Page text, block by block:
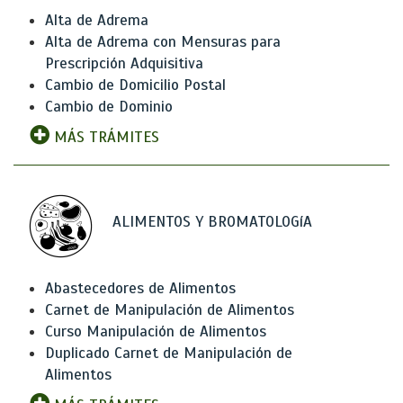
Alta de Adrema
Alta de Adrema con Mensuras para
Prescripción Adquisitiva
Cambio de Domicilio Postal
Cambio de Dominio
MÁS TRÁMITES
ALIMENTOS Y BROMATOLOGíA
Abastecedores de Alimentos
Carnet de Manipulación de Alimentos
Curso Manipulación de Alimentos
Duplicado Carnet de Manipulación de
Alimentos